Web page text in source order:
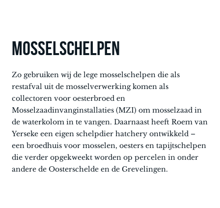
MOSSELSCHELPEN
Zo gebruiken wij de lege mosselschelpen die als
restafval uit de mosselverwerking komen als
collectoren voor oesterbroed en
Mosselzaadinvanginstallaties (MZI) om mosselzaad in
de waterkolom in te vangen. Daarnaast heeft Roem van
Yerseke een eigen schelpdier hatchery ontwikkeld –
een broedhuis voor mosselen, oesters en tapijtschelpen
die verder opgekweekt worden op percelen in onder
andere de Oosterschelde en de Grevelingen.